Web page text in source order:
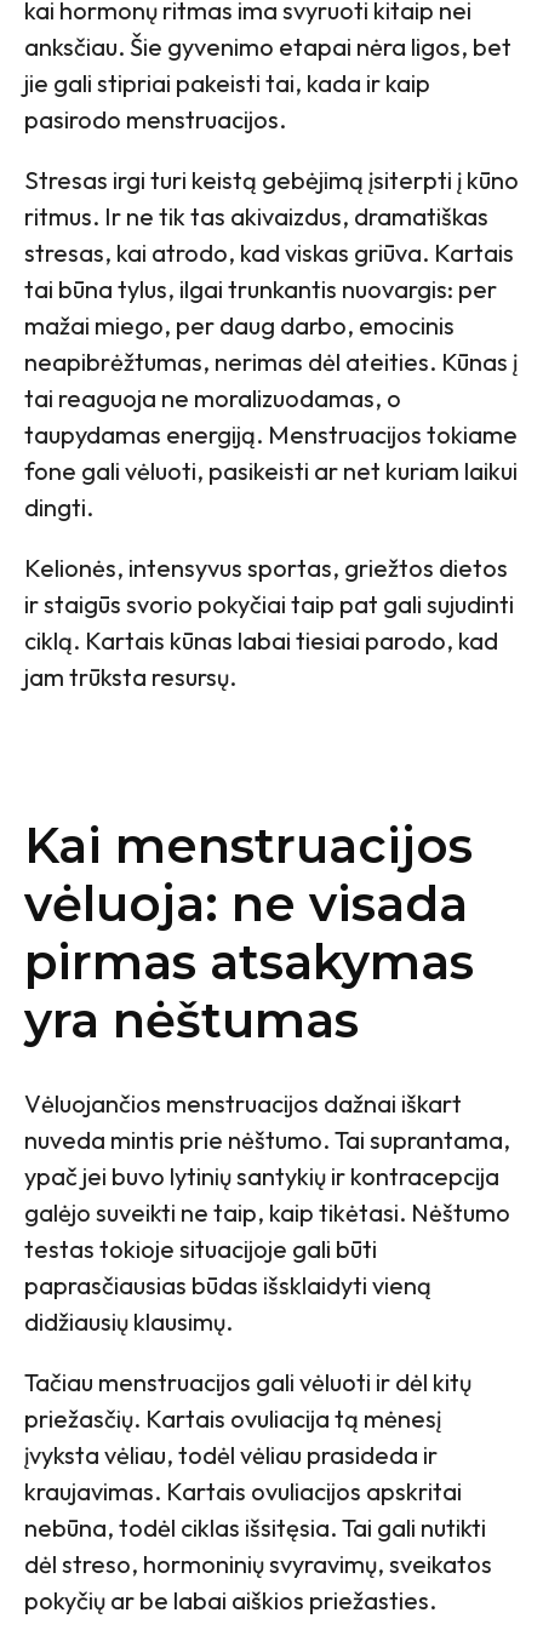
kai hormonų ritmas ima svyruoti kitaip nei
anksčiau. Šie gyvenimo etapai nėra ligos, bet
jie gali stipriai pakeisti tai, kada ir kaip
pasirodo menstruacijos.
Stresas irgi turi keistą gebėjimą įsiterpti į kūno
ritmus. Ir ne tik tas akivaizdus, dramatiškas
stresas, kai atrodo, kad viskas griūva. Kartais
tai būna tylus, ilgai trunkantis nuovargis: per
mažai miego, per daug darbo, emocinis
neapibrėžtumas, nerimas dėl ateities. Kūnas į
tai reaguoja ne moralizuodamas, o
taupydamas energiją. Menstruacijos tokiame
fone gali vėluoti, pasikeisti ar net kuriam laikui
dingti.
Kelionės, intensyvus sportas, griežtos dietos
ir staigūs svorio pokyčiai taip pat gali sujudinti
ciklą. Kartais kūnas labai tiesiai parodo, kad
jam trūksta resursų.
Kai menstruacijos
vėluoja: ne visada
pirmas atsakymas
yra nėštumas
Vėluojančios menstruacijos dažnai iškart
nuveda mintis prie nėštumo. Tai suprantama,
ypač jei buvo lytinių santykių ir kontracepcija
galėjo suveikti ne taip, kaip tikėtasi. Nėštumo
testas tokioje situacijoje gali būti
paprasčiausias būdas išsklaidyti vieną
didžiausių klausimų.
Tačiau menstruacijos gali vėluoti ir dėl kitų
priežasčių. Kartais ovuliacija tą mėnesį
įvyksta vėliau, todėl vėliau prasideda ir
kraujavimas. Kartais ovuliacijos apskritai
nebūna, todėl ciklas išsitęsia. Tai gali nutikti
dėl streso, hormoninių svyravimų, sveikatos
pokyčių ar be labai aiškios priežasties.